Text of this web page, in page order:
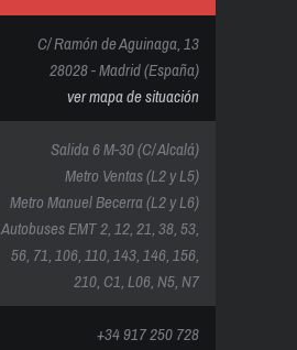
C/ Ramón de Aguinaga, 13
28028 - Madrid (España)
ver mapa de situación
Salida 6 M-30 (C/ Alcalá)
Metro Ventas (L2 y L5)
Metro Manuel Becerra (L2 y L6)
Autobuses EMT 2, 12, 21, 38, 53,
56, 71, 106, 110, 143, 146, 156,
210, C1, L06, N5, N7
+34 917 250 728